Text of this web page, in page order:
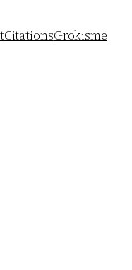
CitationsGrokisme